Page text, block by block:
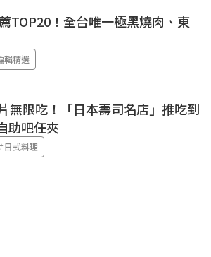
TOP20！全台唯一極黑燒肉、東
輯精選
無限吃！「日本壽司名店」推吃到
助吧任夾
日式料理